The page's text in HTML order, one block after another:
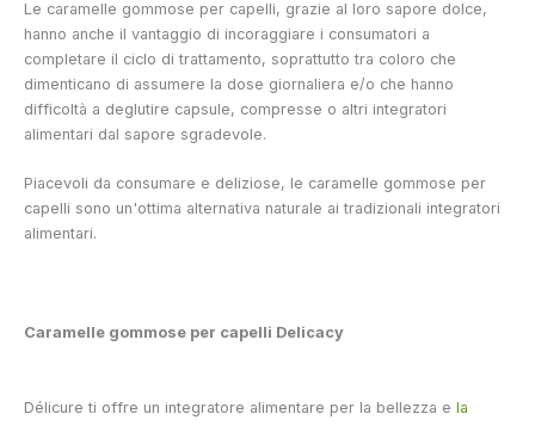
Le caramelle gommose per capelli, grazie al loro sapore dolce,
hanno anche il vantaggio di incoraggiare i consumatori a
completare il ciclo di trattamento, soprattutto tra coloro che
dimenticano di assumere la dose giornaliera e/o che hanno
difficoltà a deglutire capsule, compresse o altri integratori
alimentari dal sapore sgradevole.
Piacevoli da consumare e deliziose, le caramelle gommose per
capelli sono un'ottima alternativa naturale ai tradizionali integratori
alimentari.
Caramelle gommose per capelli Delicacy
Délicure ti offre un integratore alimentare per la bellezza e la